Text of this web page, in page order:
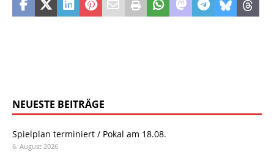
NEUESTE BEITRÄGE
Spielplan terminiert / Pokal am 18.08.
6. August 2026